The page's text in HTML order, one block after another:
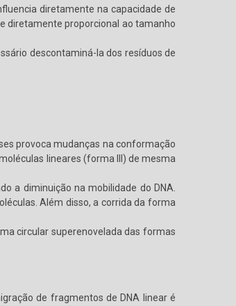
diretamente na capacidade de
diretamente proporcional ao tamanho
descontaminá-la dos resíduos de
provoca mudanças na conformação
lineares (forma III) de mesma
a diminuição na mobilidade do DNA.
Além disso, a corrida da forma
circular superenovelada das formas
de fragmentos de DNA linear é